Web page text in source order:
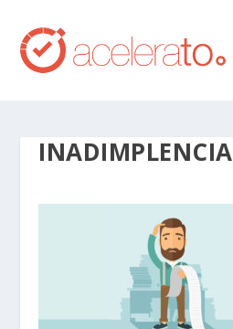
INADIMPLENCIA